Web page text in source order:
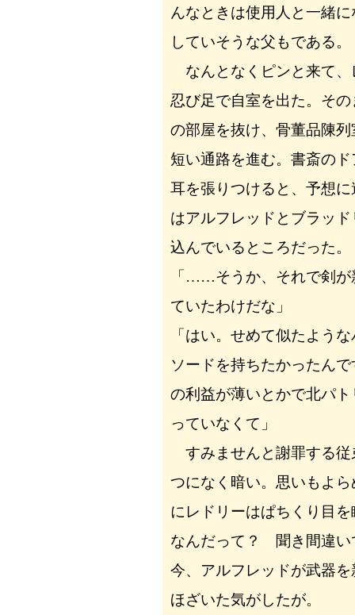
んなときは使用人と一緒
していそうな父もである。
なんとなくピンと来て、
忍び足で自室を出た。そ
の部屋を抜け、骨董品陳
短い通路を進む。書斎の
耳を張りつけると、予想
はアルフレッドとブラッ
込んでいるところだった。
「……そうか、それで剣が
ていたわけだな」
「はい。せめて似たよう
ソードを持ちたかったん
の利益が薄いとかで北パ
っていなくて」
すみませんと謝罪する従
つになく暗い。思いもよ
にレドリーはぱちくり目
なんだって？ 聞き間違い
今、アルフレッドが武器
ほざいた気がしたが。